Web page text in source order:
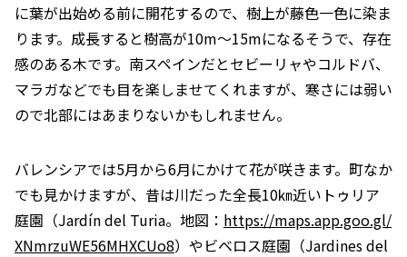
に葉が出始める前に開花するので、樹上が藤色一色に染ま
ります。成長すると樹高が10m～15mになるそうで、存在
感のある木です。南スペインだとセビーリャやコルドバ、
マラガなどでも目を楽しませてくれますが、寒さには弱い
ので北部にはあまりないかもしれません。
バレンシアでは5月から6月にかけて花が咲きます。町なか
でも見かけますが、昔は川だった全長10㎞近いトゥリア
庭園（Jardín del Turia。地図： https://maps.app.goo.gl/
XNmrzuWE56MHXCUo8）やビベロス庭園（Jardines del